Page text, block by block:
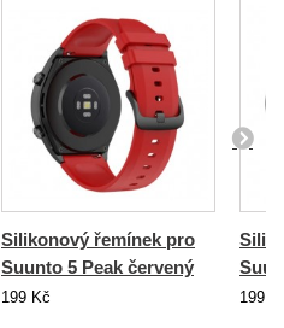
Silikonový řemínek pro
Suunto 5 Peak červený
199 Kč 199